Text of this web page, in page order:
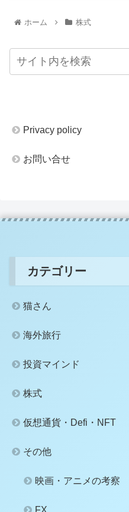
ホーム 株式
Privacy policy
お問い合せ
カテゴリー
猫さん
海外旅行
投資マインド
株式
仮想通貨・Defi・NFT
その他
映画・アニメの考察
FX